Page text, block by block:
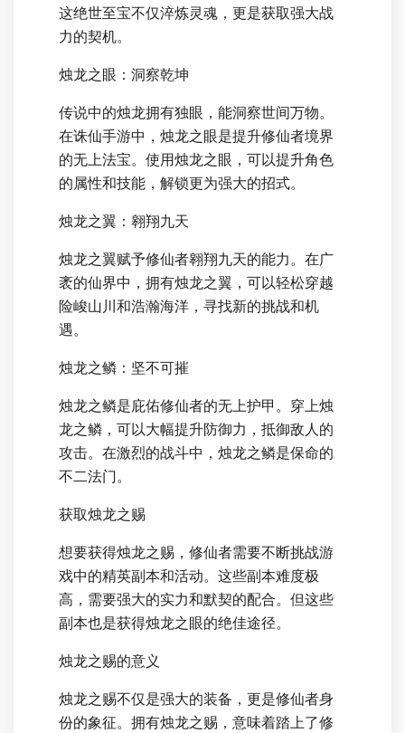
这绝世至宝不仅淬炼灵魂，更是获取强大战
力的契机。
烛龙之眼：洞察乾坤
传说中的烛龙拥有独眼，能洞察世间万物。
在诛仙手游中，烛龙之眼是提升修仙者境界
的无上法宝。使用烛龙之眼，可以提升角色
的属性和技能，解锁更为强大的招式。
烛龙之翼：翱翔九天
烛龙之翼赋予修仙者翱翔九天的能力。在广
袤的仙界中，拥有烛龙之翼，可以轻松穿越
险峻山川和浩瀚海洋，寻找新的挑战和机
遇。
烛龙之鳞：坚不可摧
烛龙之鳞是庇佑修仙者的无上护甲。穿上烛
龙之鳞，可以大幅提升防御力，抵御敌人的
攻击。在激烈的战斗中，烛龙之鳞是保命的
不二法门。
获取烛龙之赐
想要获得烛龙之赐，修仙者需要不断挑战游
戏中的精英副本和活动。这些副本难度极
高，需要强大的实力和默契的配合。但这些
副本也是获得烛龙之眼的绝佳途径。
烛龙之赐的意义
烛龙之赐不仅是强大的装备，更是修仙者身
份的象征。拥有烛龙之赐，意味着踏上了修